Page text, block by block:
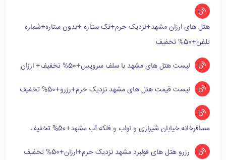
هتل های ارزان مشهد+نزدیک حرم+تک ستاره +بدون ستاره+شماره
تلفن+50% تخفیف
لیست هتل های مشهد با سلف سرویس+50% تخفیف+ ارزان
لیست قیمت هتل های مشهد نزدیک حرم+رزرو+50% تخفیف
مسافرخانه خیابان شیرازی و نواب و فلکه آب مشهد+50% تخفیف
رزرو هتل های فولبرد مشهد نزدیک حرم+ارزان+50% تخفیف